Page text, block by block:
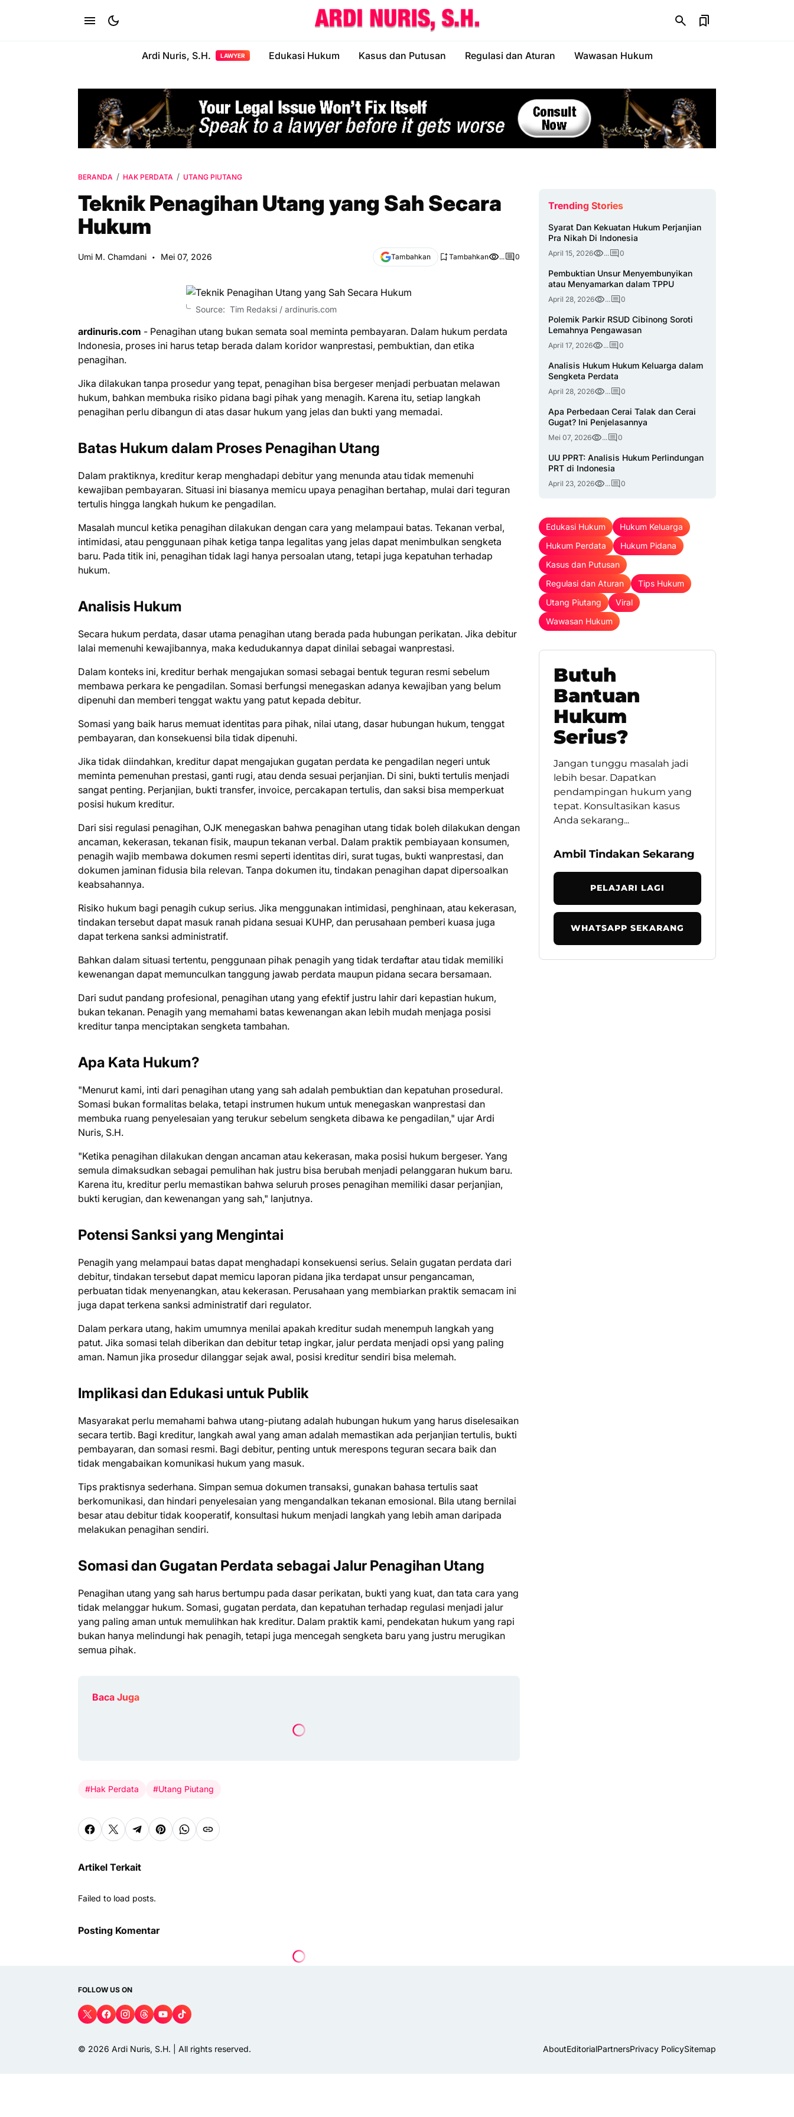
Ardi Nuris, S.H. LAWYER Edukasi Hukum Kasus dan Putusan Regulasi dan Aturan Wawasan Hukum
BERANDA HAK PERDATA UTANG PIUTANG
Teknik Penagihan Utang yang Sah Secara
Hukum
Umi M. Chamdani Mei 07, 2026 Tambahkan Tambahkan ... 0
Source: Tim Redaksi / ardinuris.com
ardinuris.com - Penagihan utang bukan semata soal meminta pembayaran. Dalam hukum perdata
Indonesia, proses ini harus tetap berada dalam koridor wanprestasi, pembuktian, dan etika
penagihan.
Jika dilakukan tanpa prosedur yang tepat, penagihan bisa bergeser menjadi perbuatan melawan
hukum, bahkan membuka risiko pidana bagi pihak yang menagih. Karena itu, setiap langkah
penagihan perlu dibangun di atas dasar hukum yang jelas dan bukti yang memadai.
Batas Hukum dalam Proses Penagihan Utang
Dalam praktiknya, kreditur kerap menghadapi debitur yang menunda atau tidak memenuhi
kewajiban pembayaran. Situasi ini biasanya memicu upaya penagihan bertahap, mulai dari teguran
tertulis hingga langkah hukum ke pengadilan.
Masalah muncul ketika penagihan dilakukan dengan cara yang melampaui batas. Tekanan verbal,
intimidasi, atau penggunaan pihak ketiga tanpa legalitas yang jelas dapat menimbulkan sengketa
baru. Pada titik ini, penagihan tidak lagi hanya persoalan utang, tetapi juga kepatuhan terhadap
hukum.
Analisis Hukum
Secara hukum perdata, dasar utama penagihan utang berada pada hubungan perikatan. Jika debitur
lalai memenuhi kewajibannya, maka kedudukannya dapat dinilai sebagai wanprestasi.
Dalam konteks ini, kreditur berhak mengajukan somasi sebagai bentuk teguran resmi sebelum
membawa perkara ke pengadilan. Somasi berfungsi menegaskan adanya kewajiban yang belum
dipenuhi dan memberi tenggat waktu yang patut kepada debitur.
Somasi yang baik harus memuat identitas para pihak, nilai utang, dasar hubungan hukum, tenggat
pembayaran, dan konsekuensi bila tidak dipenuhi.
Jika tidak diindahkan, kreditur dapat mengajukan gugatan perdata ke pengadilan negeri untuk
meminta pemenuhan prestasi, ganti rugi, atau denda sesuai perjanjian. Di sini, bukti tertulis menjadi
sangat penting. Perjanjian, bukti transfer, invoice, percakapan tertulis, dan saksi bisa memperkuat
posisi hukum kreditur.
Dari sisi regulasi penagihan, OJK menegaskan bahwa penagihan utang tidak boleh dilakukan dengan
ancaman, kekerasan, tekanan fisik, maupun tekanan verbal. Dalam praktik pembiayaan konsumen,
penagih wajib membawa dokumen resmi seperti identitas diri, surat tugas, bukti wanprestasi, dan
dokumen jaminan fidusia bila relevan. Tanpa dokumen itu, tindakan penagihan dapat dipersoalkan
keabsahannya.
Risiko hukum bagi penagih cukup serius. Jika menggunakan intimidasi, penghinaan, atau kekerasan,
tindakan tersebut dapat masuk ranah pidana sesuai KUHP, dan perusahaan pemberi kuasa juga
dapat terkena sanksi administratif.
Bahkan dalam situasi tertentu, penggunaan pihak penagih yang tidak terdaftar atau tidak memiliki
kewenangan dapat memunculkan tanggung jawab perdata maupun pidana secara bersamaan.
Dari sudut pandang profesional, penagihan utang yang efektif justru lahir dari kepastian hukum,
bukan tekanan. Penagih yang memahami batas kewenangan akan lebih mudah menjaga posisi
kreditur tanpa menciptakan sengketa tambahan.
Apa Kata Hukum?
"Menurut kami, inti dari penagihan utang yang sah adalah pembuktian dan kepatuhan prosedural.
Somasi bukan formalitas belaka, tetapi instrumen hukum untuk menegaskan wanprestasi dan
membuka ruang penyelesaian yang terukur sebelum sengketa dibawa ke pengadilan," ujar Ardi
Nuris, S.H.
"Ketika penagihan dilakukan dengan ancaman atau kekerasan, maka posisi hukum bergeser. Yang
semula dimaksudkan sebagai pemulihan hak justru bisa berubah menjadi pelanggaran hukum baru.
Karena itu, kreditur perlu memastikan bahwa seluruh proses penagihan memiliki dasar perjanjian,
bukti kerugian, dan kewenangan yang sah," lanjutnya.
Potensi Sanksi yang Mengintai
Penagih yang melampaui batas dapat menghadapi konsekuensi serius. Selain gugatan perdata dari
debitur, tindakan tersebut dapat memicu laporan pidana jika terdapat unsur pengancaman,
perbuatan tidak menyenangkan, atau kekerasan. Perusahaan yang membiarkan praktik semacam ini
juga dapat terkena sanksi administratif dari regulator.
Dalam perkara utang, hakim umumnya menilai apakah kreditur sudah menempuh langkah yang
patut. Jika somasi telah diberikan dan debitur tetap ingkar, jalur perdata menjadi opsi yang paling
aman. Namun jika prosedur dilanggar sejak awal, posisi kreditur sendiri bisa melemah.
Implikasi dan Edukasi untuk Publik
Masyarakat perlu memahami bahwa utang-piutang adalah hubungan hukum yang harus diselesaikan
secara tertib. Bagi kreditur, langkah awal yang aman adalah memastikan ada perjanjian tertulis, bukti
pembayaran, dan somasi resmi. Bagi debitur, penting untuk merespons teguran secara baik dan
tidak mengabaikan komunikasi hukum yang masuk.
Tips praktisnya sederhana. Simpan semua dokumen transaksi, gunakan bahasa tertulis saat
berkomunikasi, dan hindari penyelesaian yang mengandalkan tekanan emosional. Bila utang bernilai
besar atau debitur tidak kooperatif, konsultasi hukum menjadi langkah yang lebih aman daripada
melakukan penagihan sendiri.
Somasi dan Gugatan Perdata sebagai Jalur Penagihan Utang
Penagihan utang yang sah harus bertumpu pada dasar perikatan, bukti yang kuat, dan tata cara yang
tidak melanggar hukum. Somasi, gugatan perdata, dan kepatuhan terhadap regulasi menjadi jalur
yang paling aman untuk memulihkan hak kreditur. Dalam praktik kami, pendekatan hukum yang rapi
bukan hanya melindungi hak penagih, tetapi juga mencegah sengketa baru yang justru merugikan
semua pihak.
Baca Juga
#Hak Perdata #Utang Piutang
Artikel Terkait
Failed to load posts.
Posting Komentar
Trending Stories
Syarat Dan Kekuatan Hukum Perjanjian
Pra Nikah Di Indonesia
April 15, 2026 ... 0
Pembuktian Unsur Menyembunyikan
atau Menyamarkan dalam TPPU
April 28, 2026 ... 0
Polemik Parkir RSUD Cibinong Soroti
Lemahnya Pengawasan
April 17, 2026 ... 0
Analisis Hukum Hukum Keluarga dalam
Sengketa Perdata
April 28, 2026 ... 0
Apa Perbedaan Cerai Talak dan Cerai
Gugat? Ini Penjelasannya
Mei 07, 2026 ... 0
UU PPRT: Analisis Hukum Perlindungan
PRT di Indonesia
April 23, 2026 ... 0
Edukasi Hukum
Hukum Keluarga
Hukum Perdata
Hukum Pidana
Kasus dan Putusan
Regulasi dan Aturan
Tips Hukum
Utang Piutang
Viral
Wawasan Hukum
Butuh
Bantuan
Hukum
Serius?
Jangan tunggu masalah jadi
lebih besar. Dapatkan
pendampingan hukum yang
tepat. Konsultasikan kasus
Anda sekarang...
Ambil Tindakan Sekarang
PELAJARI LAGI
WHATSAPP SEKARANG
FOLLOW US ON
© 2026 Ardi Nuris, S.H. | All rights reserved. AboutEditorialPartnersPrivacy PolicySitemap